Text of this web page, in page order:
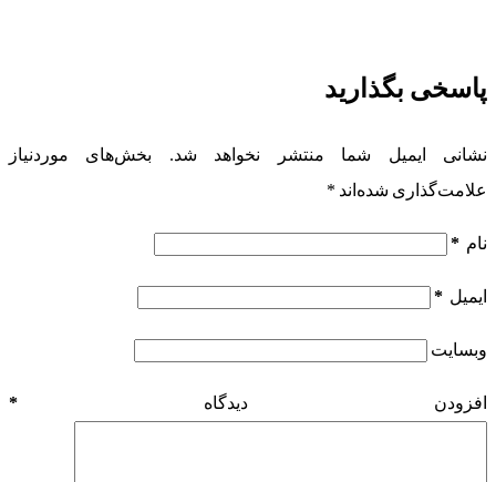
پاسخی بگذارید
نشانی ایمیل شما منتشر نخواهد شد.
بخش‌های موردنیاز
علامت‌گذاری شده‌اند *
نام *
ایمیل *
وبسایت
افزودن دیدگاه *